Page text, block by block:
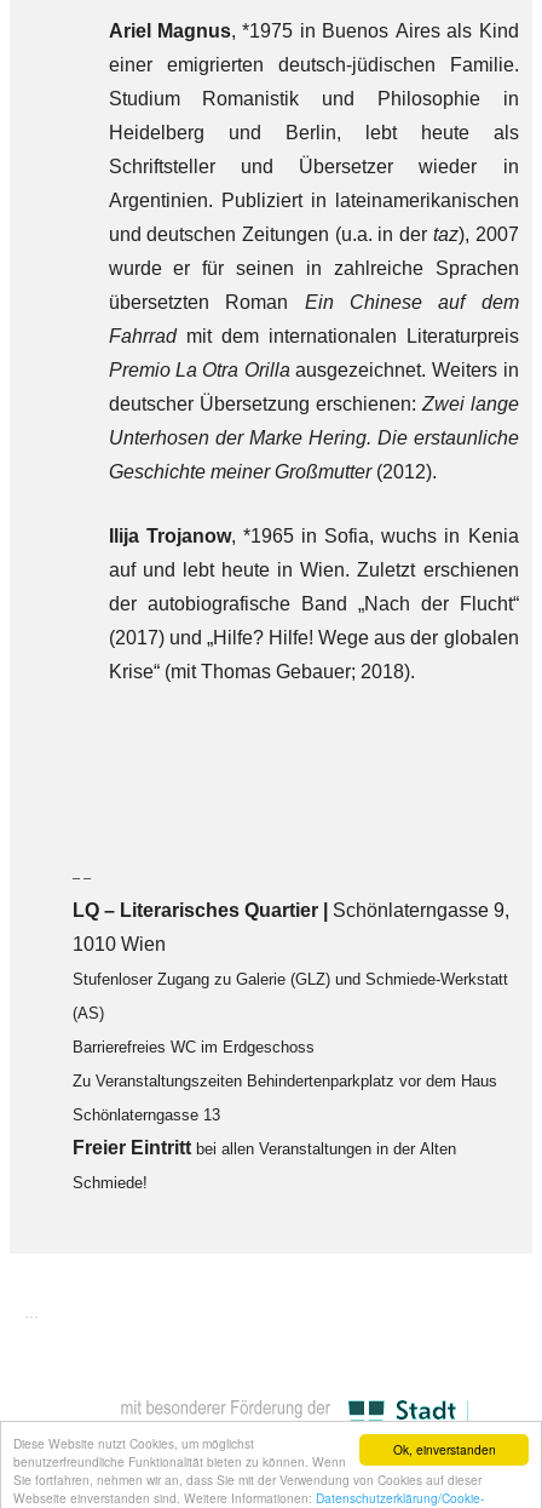
Ok, einverstanden
Diese Website nutzt Cookies, um möglichst
benutzerfreundliche Funktionalität bieten zu können. Wenn
Sie fortfahren, nehmen wir an, dass Sie mit der Verwendung von Cookies auf dieser
Webseite einverstanden sind. Weitere Informationen: Datenschutzerklärung/Cookie-
Ariel Magnus, *1975 in Buenos Aires als Kind
einer emigrierten deutsch-jüdischen Familie.
Studium Romanistik und Philosophie in
Heidelberg und Berlin, lebt heute als
Schriftsteller und Übersetzer wieder in
Argentinien. Publiziert in lateinamerikanischen
und deutschen Zeitungen (u.a. in der taz), 2007
wurde er für seinen in zahlreiche Sprachen
übersetzten Roman Ein Chinese auf dem
Fahrradmit dem internationalen Literaturpreis
Premio La Otra Orilla ausgezeichnet. Weiters in
deutscher Übersetzung erschienen: Zwei lange
Unterhosen der Marke Hering. Die erstaunliche
Geschichte meiner Großmutter(2012).
Ilija Trojanow, *1965 in Sofia, wuchs in Kenia
auf und lebt heute in Wien. Zuletzt erschienen
der autobiografische Band „Nach der Flucht“
(2017) und „Hilfe? Hilfe! Wege aus der globalen
Krise“ (mit Thomas Gebauer; 2018).
– –
LQ –Literarisches Quartier | Schönlaterngasse 9,
1010 Wien
Stufenloser Zugang zu Galerie (GLZ) und Schmiede-Werkstatt
(AS)
Barrierefreies WC im Erdgeschoss
Zu Veranstaltungszeiten Behindertenparkplatz vor dem Haus
Schönlaterngasse 13
Freier Eintritt bei allen Veranstaltungen in der Alten
Schmiede!